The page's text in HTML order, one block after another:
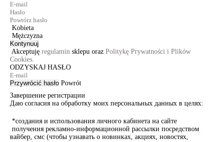
Kobieta
Mężczyzna
Kontynuuj
Akceptuję regulamin sklepu oraz Politykę Prywatności i Plików
Cookies.
ODZYSKAJ HASŁO
Przywrócić hasło Powrót
Завершение регистрации
Даю согласия на обработку моих персональных данных в целях:
*создания и использования личного кабинета на сайте
получения рекламно-информационной рассылки посредством
вайбер, смс (чтобы узнавать о новинках, акциях, новостях,